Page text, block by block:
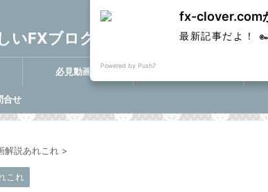
いFXブログ FX-Clover
必見動画集
合せ
解説あれこれ >
これ
fx-clover.com
最新記事だよ！
Powered by Push7